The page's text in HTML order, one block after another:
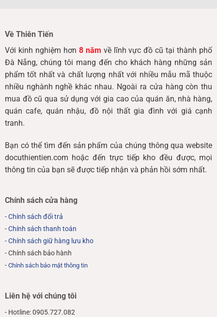
Về Thiên Tiến
Với kinh nghiệm hơn 8 năm về lĩnh vực đồ cũ tại thành phố
Đà Nẵng, chúng tôi mang đến cho khách hàng những sản
phẩm tốt nhất và chất lượng nhất với nhiều mẫu mã thuộc
nhiều nghành nghề khác nhau. Ngoài ra cửa hàng còn thu
mua đồ cũ qua sử dụng với gia cao của quán ăn, nhà hàng,
quán cafe, quán nhậu, đồ nội thất gia đình với giá cạnh
tranh.
Bạn có thể tìm đến sản phẩm của chúng thông qua website
docuthientien.com hoặc đến trực tiếp kho đều được, mọi
thông tin của bạn sẽ được tiếp nhận và phản hồi sớm nhất.
Chính sách cửa hàng
-Chính sách đổi trả
-Chính sách thanh toán
-Chính sách giữ hàng lưu kho
- Chính sách bảo hành
- Chính sách bảo mật thông tin
Liên hệ với chúng tôi
- Hotline: 0905.727.082